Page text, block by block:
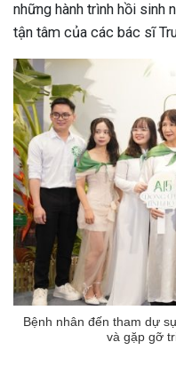
những hành trình hồi sinh
tận tâm của các bác sĩ
Bệnh nhân đến tham dự
và gặp gỡ